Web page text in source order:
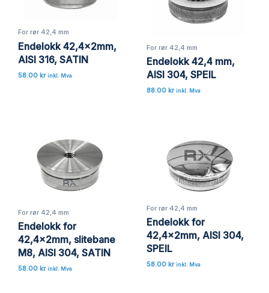
For rør 42,4 mm
Endelokk 42,4x2mm,
AISI 316, SATIN
58.00 kr inkl. Mva
For rør 42,4 mm
Endelokk 42,4 mm,
AISI 304, SPEIL
88.00 kr inkl. Mva
For rør 42,4 mm
Endelokk for
42,4x2mm, slitebane
M8, AISI 304, SATIN
58.00 kr inkl. Mva
For rør 42,4 mm
Endelokk for
42,4x2mm, AISI 304,
SPEIL
58.00 kr inkl. Mva